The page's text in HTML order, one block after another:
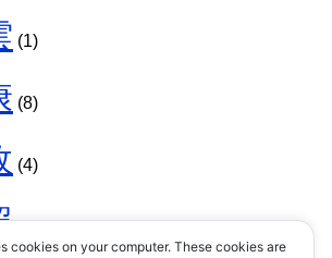
(1)
(8)
(4)
(3)
cookies on your computer. These cookies are